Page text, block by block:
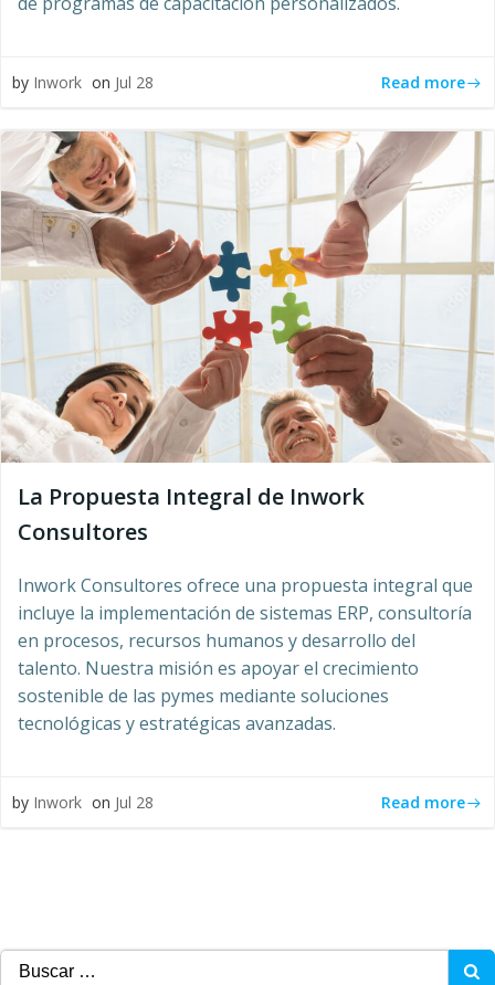
by Inwork on Jul 28 Read more
La Propuesta Integral de Inwork
Consultores
Inwork Consultores ofrece una propuesta integral que
incluye la implementación de sistemas ERP, consultoría
en procesos, recursos humanos y desarrollo del
talento. Nuestra misión es apoyar el crecimiento
sostenible de las pymes mediante soluciones
tecnológicas y estratégicas avanzadas.
by Inwork on Jul 28 Read more
Buscar: